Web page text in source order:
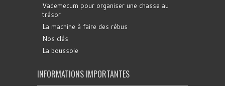
Vademecum pour organiser une chasse au
trésor
La machine à faire des rébus
Nos clés
La boussole
INFORMATIONS IMPORTANTES